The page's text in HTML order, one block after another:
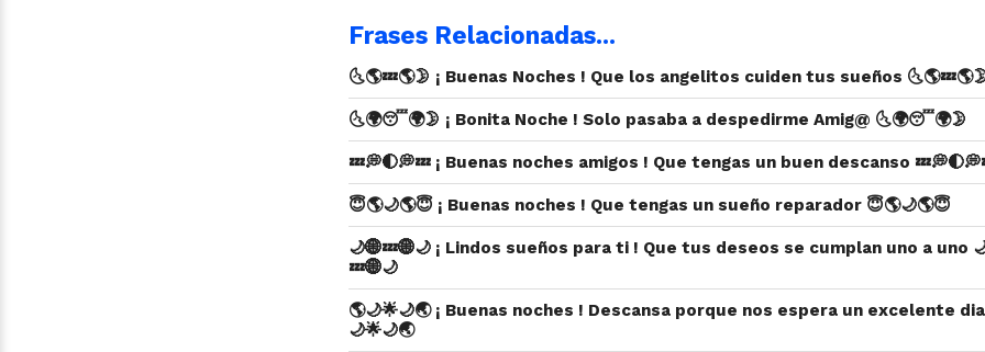
Frases Relacionadas...
🌜🌎💤🌎🌛 ¡ Buenas Noches ! Que los angelitos cuiden tus sueños
🌜🌍😴🌍🌛 ¡ Bonita Noche ! Solo pasaba a despedirme Amig@ 🌜🌍😴🌍🌛
💤💭🌓💭💤 ¡ Buenas noches amigos ! Que tengas un buen descanso
😇🌎🌙🌎😇 ¡ Buenas noches ! Que tengas un sueño reparador 😇🌎🌙🌎😇
🌙🌐💤🌐🌙 ¡ Lindos sueños para ti ! Que tus deseos se cumplan uno a uno
💤🌐🌙
🌎🌙🌟🌙🌏 ¡ Buenas noches ! Descansa porque nos espera un excelente
🌙🌟🌙🌏